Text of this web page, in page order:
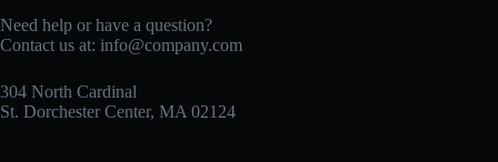
Need help or have a question?
Contact us at: info@company.com
304 North Cardinal
St. Dorchester Center, MA 02124